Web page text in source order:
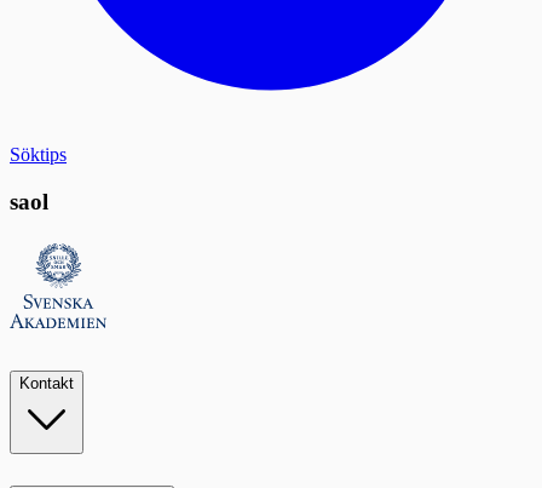
Söktips
saol
Kontakt